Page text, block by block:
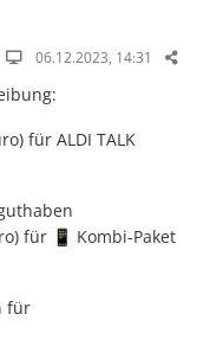
06.12.2023, 14:31
für ALDI TALK
für 📱 Kombi-Paket
für